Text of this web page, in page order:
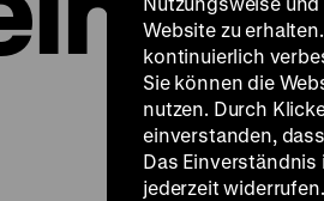
Website zu
kontinuierlich
Sie können die
nutzen. Durch
einverstanden,
Das Einverständnis
jederzeit